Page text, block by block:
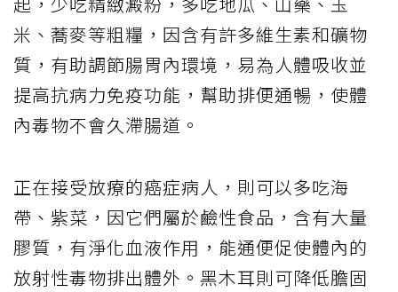
米、蕎麥等粗糧，因含有許多維生素和礦物
質，有助調節腸胃內環境，易為人體吸收並
提高抗病力免疫功能，幫助排便通暢，使體
內毒物不會久滯腸道。
正在接受放療的癌症病人，則可以多吃海
帶、紫菜，因它們屬於鹼性食品，含有大量
膠質，有淨化血液作用，能通便促使體內的
放射性毒物排出體外。黑木耳則可降低膽固